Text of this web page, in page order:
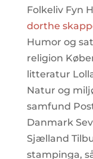
Folkeliv Fyn
dorthe
Humor og
religion
litteratur
Natur og
samfund
Danmark
Sjælland
stampinga,